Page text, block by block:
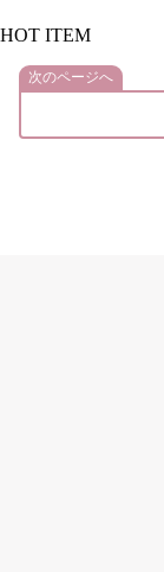
HOT ITEM
次のページへ